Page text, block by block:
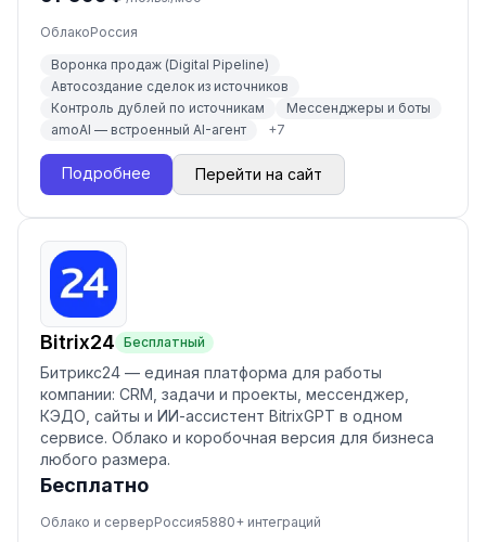
ОблакоРоссия
Воронка продаж (Digital Pipeline)
Автосоздание сделок из источников
Контроль дублей по источникам
Мессенджеры и боты
amoAI — встроенный AI-агент
+7
Подробнее Перейти на сайт
Bitrix24 Бесплатный
Битрикс24 — единая платформа для работы
компании: CRM, задачи и проекты, мессенджер,
КЭДО, сайты и ИИ-ассистент BitrixGPT в одном
сервисе. Облако и коробочная версия для бизнеса
любого размера.
Бесплатно
Облако и серверРоссия5880+ интеграций